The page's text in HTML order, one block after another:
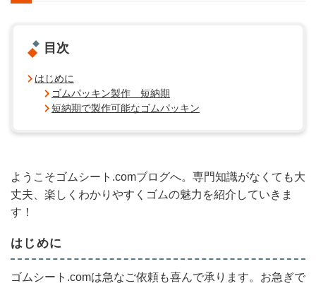
目次
はじめに
ゴムパッキン製作 短納期
短納期で製作可能なゴムパッキン
ようこそゴムシート.comブログへ。専門知識がなくても大
丈夫、楽しくわかりやすくゴムの魅力を紹介していきま
す！
はじめに
ゴムシート.comは急なご依頼も喜んで承ります。お急ぎで